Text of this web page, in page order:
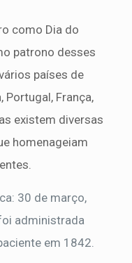
como Dia do
patrono desses
países de
Portugal, França,
existem diversas
homenageiam
30 de março,
administrada
em 1842.